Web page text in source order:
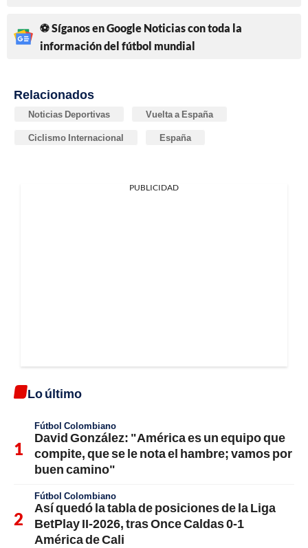
⚽ Síganos en Google Noticias con toda la
información del fútbol mundial
Relacionados
Noticias Deportivas Vuelta a España
Ciclismo Internacional España
PUBLICIDAD
Lo último
Fútbol Colombiano
David González: "América es un equipo que
compite, que se le nota el hambre; vamos por
buen camino"
Fútbol Colombiano
Así quedó la tabla de posiciones de la Liga
BetPlay II-2026, tras Once Caldas 0-1
América de Cali